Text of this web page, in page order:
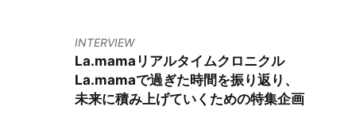
INTERVIEW
La.mamaリアルタイムクロニクル
La.mamaで過ぎた時間を振り返り、
未来に積み上げていくための特集企画